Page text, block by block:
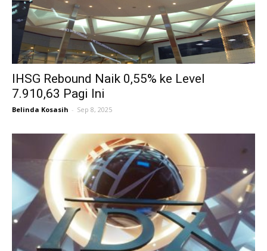
IHSG Rebound Naik 0,55% ke Level
7.910,63 Pagi Ini
Belinda Kosasih - Sep 8, 2025